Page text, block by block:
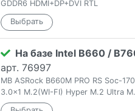
GDDR6 HDMI+DP+DVI RTL
На базе Intel B660 /
арт. 76997
MB ASRock B660M PRO RS Soc-
3.0x1 M.2(WI-FI) Hyper M.2 Ultra